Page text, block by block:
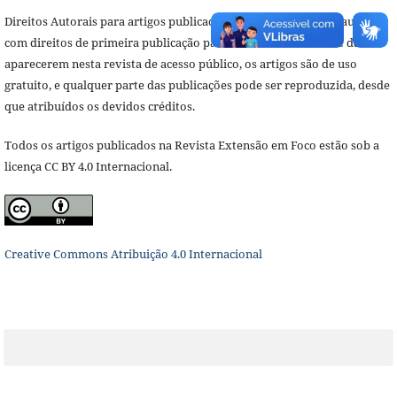
Direitos Autorais para artigos publicados nesta revista são do autor,
com direitos de primeira publicação para a revista. Em virtude da
aparecerem nesta revista de acesso público, os artigos são de uso
gratuito, e qualquer parte das publicações pode ser reproduzida, desde
que atribuídos os devidos créditos.
Todos os artigos publicados na Revista Extensão em Foco estão sob a
licença CC BY 4.0 Internacional.
Creative Commons Atribuição 4.0 Internacional